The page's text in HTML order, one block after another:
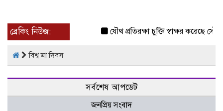
ব্রেকিং নিউজ: যৌথ প্রতিরক্ষা চুক্তি স্বাক্ষর করেছে
বিশ্ব মা দিবস
সর্বশেষ আপডেট
জনপ্রিয় সংবাদ